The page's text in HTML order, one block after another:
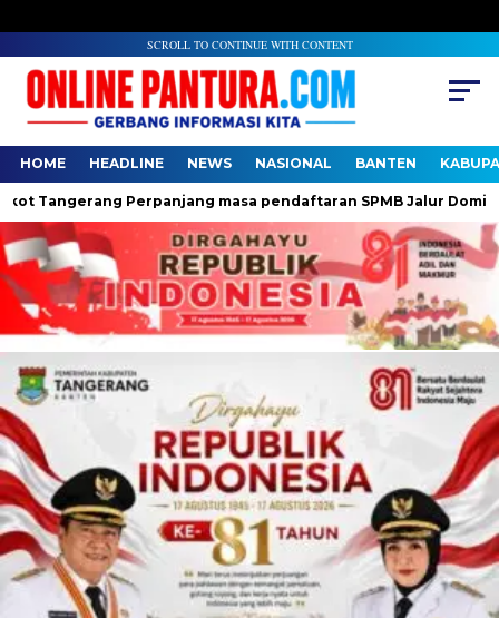
SCROLL TO CONTINUE WITH CONTENT
HOME HEADLINE NEWS NASIONAL BANTEN
Perpanjang masa pendaftaran SPMB Jalur Domisili